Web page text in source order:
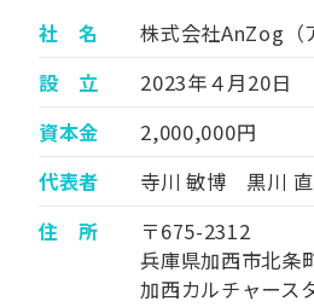
社 名
株式会社AnZog（
設 立
2023年４月20日
資本金
2,000,000円
代表者
寺川 敏博 黒川
住 所
〒675-2312
兵庫県加西市北条
加西カルチャース